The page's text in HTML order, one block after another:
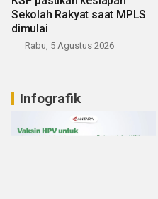
Sekolah Rakyat saat MPLS
dimulai
Rabu, 5 Agustus 2026
Infografik